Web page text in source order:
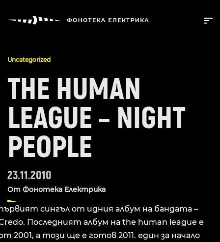
Uncategorized
THE HUMAN
LEAGUE – NIGHT
PEOPLE
23.11.2010
От Фонотека Електрика
сингъл от идния албум на бандата –
Последният албум на the human league е
2001, а този ще е готов 2011. един за начало